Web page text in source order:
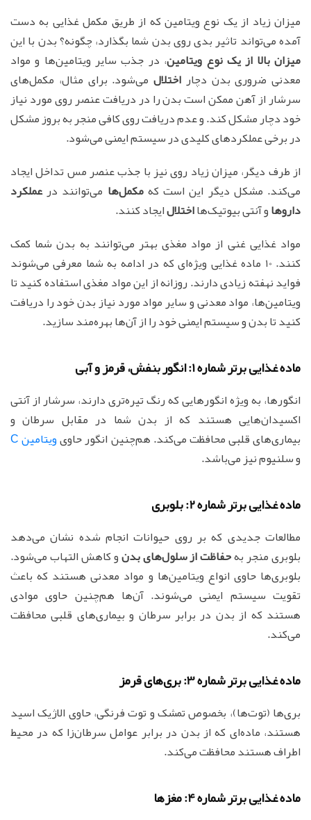
میزان زیاد از یک نوع ویتامین که از طریق مکمل غذایی به دست
آمده می‌تواند تاثیر بدی روی بدن شما بگذارد، چگونه؟ بدن با این
میزان بالا از یک نوع ویتامین، در جذب سایر ویتامین‌ها و مواد
معدنی ضروری بدن دچار اختلال می‌شود. برای مثال، مکمل‌های
سرشار از آهن ممکن است بدن را در دریافت عنصر روی مورد نیاز
خود دچار مشکل کند. و عدم دریافت روی کافی منجر به بروز مشکل
در برخی عملکردهای کلیدی در سیستم ایمنی می‌شود.
از طرف دیگر، میزان زیاد روی نیز با جذب عنصر مس تداخل ایجاد
می‌کند. مشکل دیگر این است کهمکمل‌ها می‌توانند درعملکرد
داروهاو آنتی بیوتیک‌هااختلالایجاد کنند.
مواد غذایی غنی از مواد مغذی بهتر می‌توانند به بدن شما کمک
کنند. 10 ماده غذایی ویژه‌ای که در ادامه به شما معرفی می‌شوند
فواید نهفته زیادی دارند. روزانه از این مواد مغذی استفاده کنید تا
ویتامین‌ها، مواد معدنی و سایر مواد مورد نیاز بدن خود را دریافت
کنید تا بدن و سیستم ایمنی خود را از آن‌ها بهره‌مند سازید.
ماده غذایی برتر شماره 1: انگور بنفش، قرمز و آبی
انگورها، به ویژه انگورهایی که رنگ تیره‌تری دارند، سرشار از آنتی
اکسیدان‌هایی هستند که از بدن شما در مقابل سرطان و
بیماری‌های قلبی محافظت می‌کند. هم‌چنین انگور حاویویتامین C
و سلنیوم نیز می‌باشد.
ماده غذایی برتر شماره 2: بلوبری
مطالعات جدیدی که بر روی حیوانات انجام شده نشان می‌دهد
بلوبری منجر بهحفاظت از سلول‌های بدنو کاهش التهاب می‌شود.
بلوبری‌ها حاوی انواع ویتامین‌ها و مواد معدنی هستند که باعث
تقویت سیستم ایمنی می‌شوند. آن‌ها هم‌چنین حاوی موادی
هستند که از بدن در برابر سرطان و بیماری‌های قلبی محافظت
می‌کند.
ماده غذایی برتر شماره 3: بری‌های قرمز
بری‌ها (توت‌ها)، بخصوص تمشک و توت فرنگی، حاوی الاژیک اسید
هستند، ماده‌ای که از بدن در برابر عوامل سرطان‌زا که در محیط
اطراف هستند محافظت می‌کند.
ماده غذایی برتر شماره 4: مغزها